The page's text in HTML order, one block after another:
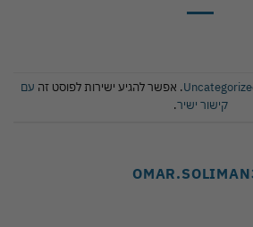
. אפשר להגיע ישירות לפוסט זה עם
קישור ישיר.